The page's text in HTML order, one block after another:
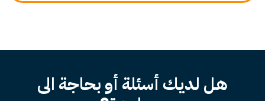
هل لديك أسئلة أو بحاجة الى